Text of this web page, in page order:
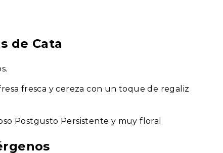
de Cata
fresca y cereza con un toque de regaliz
Postgusto Persistente y muy floral